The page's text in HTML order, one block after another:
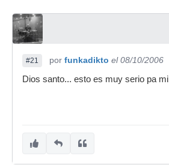
#21 por funkadikto el 08/10/2006
Dios santo... esto es muy serio pa